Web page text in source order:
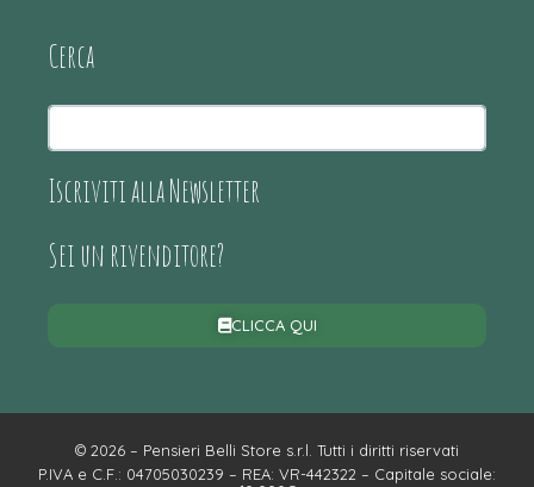
Cerca
Iscriviti alla Newsletter
Sei un rivenditore?
CLICCA QUI
© 2026 – Pensieri Belli Store s.r.l. Tutti i diritti riservati
P.IVA e C.F.: 04705030239 – REA: VR-442322 – Capitale sociale: